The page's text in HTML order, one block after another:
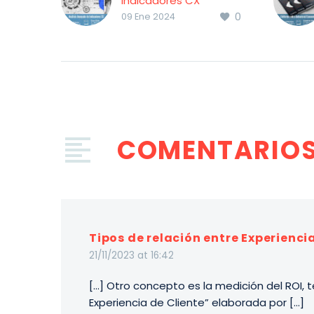
DEC y Stiga presentan
como referencia
0
09 Ene 2024
Tipos de relación entre
21/11/2023 at 16:42
[…] Otro concepto es la medición del ROI,
Experiencia de Cliente” elaborada por […]